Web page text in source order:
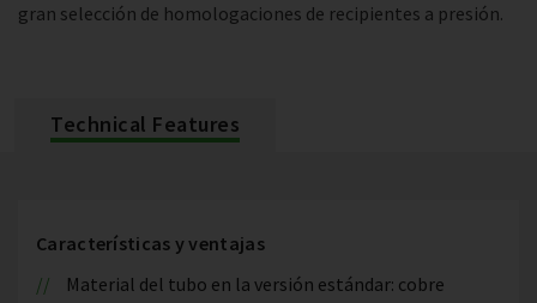
gran selección de homologaciones de recipientes a presión.
Technical Features
Características y ventajas
Material del tubo en la versión estándar: cobre